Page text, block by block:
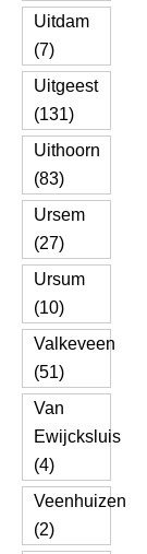
Uitdam
(7)
Uitgeest
(131)
Uithoorn
(83)
Ursem
(27)
Ursum
(10)
Valkeveen
(51)
Van
Ewijcksluis
(4)
Veenhuizen
(2)